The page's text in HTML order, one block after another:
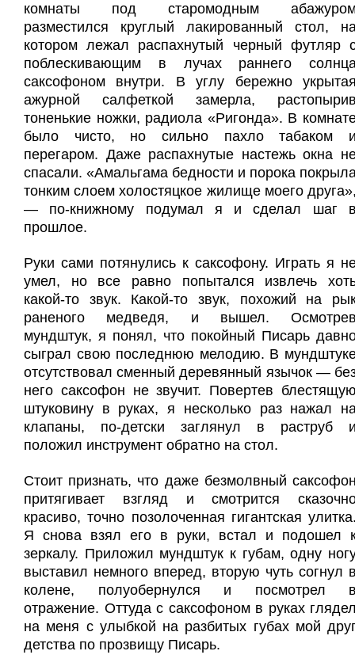
комнаты под старомодным
разместился круглый лакированный стол,
котором лежал распахнутый черный футляр
поблескивающим в лучах раннего
саксофоном внутри. В углу бережно
ажурной салфеткой замерла,
тоненькие ножки, радиола «Ригонда». В
было чисто, но сильно пахло табаком
перегаром. Даже распахнутые настежь окна
спасали. «Амальгама бедности и порока
тонким слоем холостяцкое жилище моего
— по-книжному подумал я и сделал шаг
прошлое.
Руки сами потянулись к саксофону. Играть я
умел, но все равно попытался извлечь
какой-то звук. Какой-то звук, похожий на
раненого медведя, и вышел.
мундштук, я понял, что покойный Писарь
сыграл свою последнюю мелодию. В
отсутствовал сменный деревянный язычок —
него саксофон не звучит. Повертев
штуковину в руках, я несколько раз нажал
клапаны, по-детски заглянул в раструб
положил инструмент обратно на стол.
Стоит признать, что даже безмолвный
притягивает взгляд и смотрится
красиво, точно позолоченная гигантская
Я снова взял его в руки, встал и подошел
зеркалу. Приложил мундштук к губам, одну
выставил немного вперед, вторую чуть согнул
колене, полуобернулся и посмотрел
отражение. Оттуда с саксофоном в руках
на меня с улыбкой на разбитых губах мой
детства по прозвищу Писарь.